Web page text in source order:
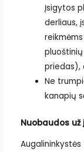
Įsigytos
derliaus,
priedas),
Ne
kanapių
Nuobaudos